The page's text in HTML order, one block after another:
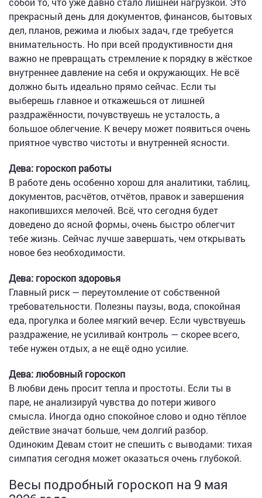
прекрасный день для документов, финансов, бытовых
дел, планов, режима и любых задач, где требуется
внимательность. Но при всей продуктивности дня
важно не превращать стремление к порядку в жёсткое
внутреннее давление на себя и окружающих. Не всё
должно быть идеально прямо сейчас. Если ты
выберешь главное и откажешься от лишней
раздражённости, почувствуешь не усталость, а
большое облегчение. К вечеру может появиться очень
приятное чувство чистоты и внутренней ясности.
Дева: гороскоп работы
В работе день особенно хорош для аналитики, таблиц,
документов, расчётов, отчётов, правок и завершения
накопившихся мелочей. Всё, что сегодня будет
доведено до ясной формы, очень быстро облегчит
тебе жизнь. Сейчас лучше завершать, чем открывать
новое без необходимости.
Дева: гороскоп здоровья
Главный риск — переутомление от собственной
требовательности. Полезны паузы, вода, спокойная
еда, прогулка и более мягкий вечер. Если чувствуешь
раздражение, не усиливай контроль — скорее всего,
тебе нужен отдых, а не ещё одно усилие.
Дева: любовный гороскоп
В любви день просит тепла и простоты. Если ты в
паре, не анализируй чувства до потери живого
смысла. Иногда одно спокойное слово и одно тёплое
действие значат больше, чем долгий разбор.
Одиноким Девам стоит не спешить с выводами: тихая
симпатия сегодня может оказаться очень глубокой.
Весы подробный гороскоп на 9 мая